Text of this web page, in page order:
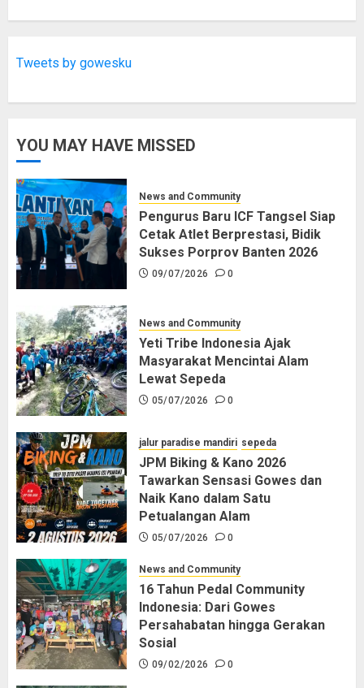
Tweets by gowesku
YOU MAY HAVE MISSED
News and Community
Pengurus Baru ICF Tangsel Siap
Cetak Atlet Berprestasi, Bidik
Sukses Porprov Banten 2026
09/07/2026 0
News and Community
Yeti Tribe Indonesia Ajak
Masyarakat Mencintai Alam
Lewat Sepeda
05/07/2026 0
jalur paradise mandiri sepeda
JPM Biking & Kano 2026
Tawarkan Sensasi Gowes dan
Naik Kano dalam Satu
Petualangan Alam
05/07/2026 0
News and Community
16 Tahun Pedal Community
Indonesia: Dari Gowes
Persahabatan hingga Gerakan
Sosial
09/02/2026 0